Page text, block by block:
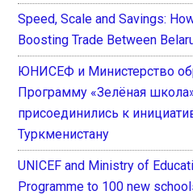
Speed, Scale and Savings:
Boosting Trade Between
ЮНИСЕФ и Министерство
Программу «Зелёная
присоединились к
Туркменистану
UNICEF and Ministry of
Programme to 100 new